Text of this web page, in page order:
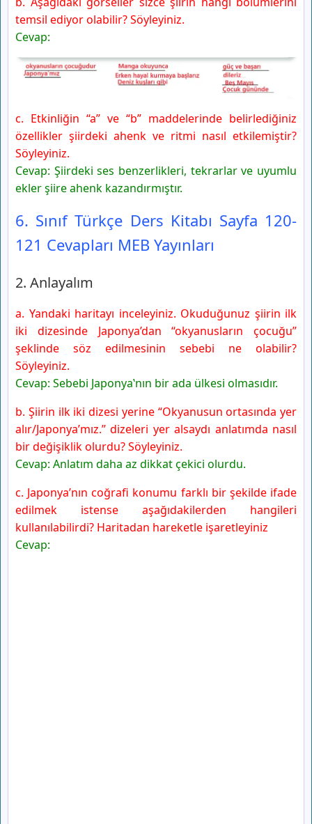
temsil ediyor olabilir? Söyleyiniz.
Cevap:
c. Etkinliğin “a” ve “b” maddelerinde belirlediğiniz
özellikler şiirdeki ahenk ve ritmi nasıl etkilemiştir?
Söyleyiniz.
Cevap: Şiirdeki ses benzerlikleri, tekrarlar ve uyumlu
ekler şiire ahenk kazandırmıştır.
6. Sınıf Türkçe Ders Kitabı Sayfa 120-
121 Cevapları MEB Yayınları
2. Anlayalım
a. Yandaki haritayı inceleyiniz. Okuduğunuz şiirin ilk
iki dizesinde Japonya’dan “okyanusların çocuğu”
şeklinde söz edilmesinin sebebi ne olabilir?
Söyleyiniz.
Cevap: Sebebi Japonya‛nın bir ada ülkesi olmasıdır.
b. Şiirin ilk iki dizesi yerine “Okyanusun ortasında yer
alır/Japonya’mız.” dizeleri yer alsaydı anlatımda nasıl
bir değişiklik olurdu? Söyleyiniz.
Cevap: Anlatım daha az dikkat çekici olurdu.
c. Japonya’nın coğrafi konumu farklı bir şekilde ifade
edilmek istense aşağıdakilerden hangileri
kullanılabilirdi? Haritadan hareketle işaretleyiniz
Cevap: